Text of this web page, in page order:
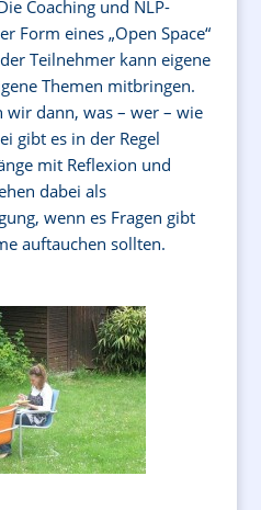
Coaching und NLP-
Form eines „Open Space“
Teilnehmer kann eigene
Themen mitbringen.
wir dann, was – wer – wie
gibt es in der Regel
mit Reflexion und
dabei als
wenn es Fragen gibt
auftauchen sollten.